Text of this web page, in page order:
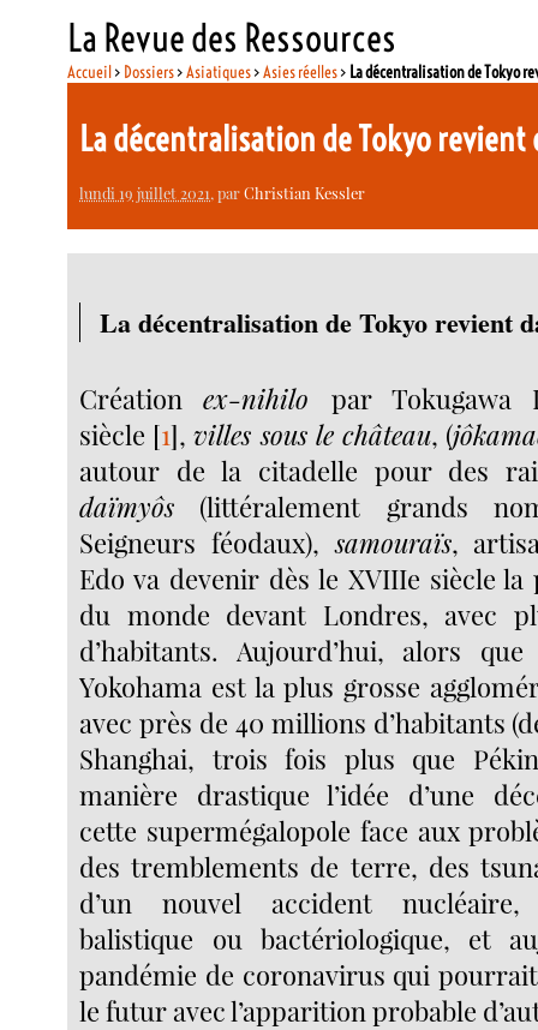
La Revue des Ressources
Accueil> Dossiers>Asiatiques>Asies réelles> La décentralisation de Tokyo
La décentralisation de Tokyo
lundi 19 juillet 2021, parChristian Kessler
La décentralisation de Tokyo revient
Créationex-nihilo par Tokugawa
siècle [1],villes sous le château, (
autour de la citadelle pour des
daïmyôs (littéralement grands
Seigneurs féodaux),samouraïs,
Edo va devenir dès le XVIIIe siècle
du monde devant Londres, avec
d’habitants. Aujourd’hui, alors
Yokohama est la plus grosse
avec près de 40 millions d’habitants
Shanghai, trois fois plus que
manière drastique l’idée d’une
cette supermégalopole face aux
des tremblements de terre, des
d’un nouvel accident nucléaire,
balistique ou bactériologique, et
pandémie de coronavirus qui
le futur avec l’apparition probable